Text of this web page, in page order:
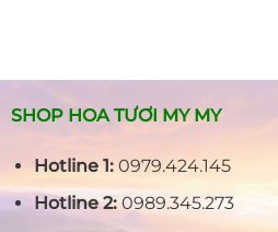
SHOP HOA TƯƠI MY MY
Hotline 1:0979.424.145
Hotline 2:0989.345.273